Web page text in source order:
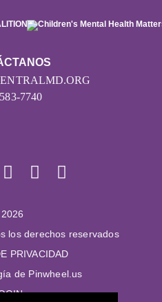
7740
los derechos reservados
PRIVACIDAD
de Pinwheel.us